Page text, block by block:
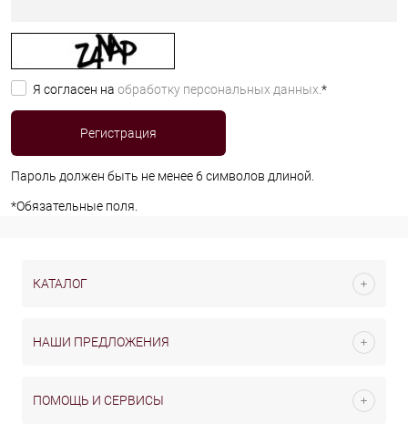
Я согласен на обработку персональных данных. *
Пароль должен быть не менее 6 символов длиной.
*Обязательные поля.
КАТАЛОГ
НАШИ ПРЕДЛОЖЕНИЯ
ПОМОЩЬ И СЕРВИСЫ